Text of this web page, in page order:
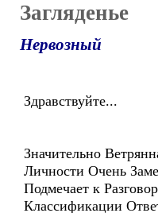
Загляденье
Нервозный
Здравствуйте...
Значительно
Личности Очень
Подмечает к
Классификации